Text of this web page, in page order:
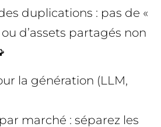
duplications : pas de «
d’assets partagés non
la génération (LLM,
marché : séparez les